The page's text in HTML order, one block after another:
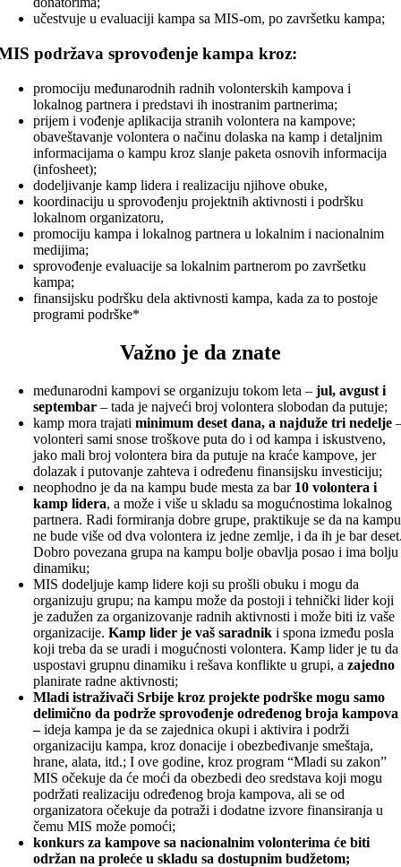
učestvuje u evaluaciji kampa sa MIS-om, po završetku kampa;
podržava sprovođenje kampa kroz:
promociju međunarodnih radnih volonterskih kampova i
lokalnog partnera i predstavi ih inostranim partnerima;
prijem i vođenje aplikacija stranih volontera na kampove;
obaveštavanje volontera o načinu dolaska na kamp i detaljnim
informacijama o kampu kroz slanje paketa osnovih informacija
(infosheet);
dodeljivanje kamp lidera i realizaciju njihove obuke,
koordinaciju u sprovođenju projektnih aktivnosti i podršku
lokalnom organizatoru,
promociju kampa i lokalnog partnera u lokalnim i nacionalnim
medijima;
sprovođenje evaluacije sa lokalnim partnerom po završetku
kampa;
finansijsku podršku dela aktivnosti kampa, kada za to postoje
programi podrške*
Važno je da znate
međunarodni kampovi se organizuju tokom leta –jul, avgust i
septembar – tada je najveći broj volontera slobodan da putuje;
kamp mora trajatiminimum deset dana, a najduže tri nedelje
volonteri sami snose troškove puta do i od kampa i iskustveno,
jako mali broj volontera bira da putuje na kraće kampove, jer
dolazak i putovanje zahteva i određenu finansijsku investiciju;
neophodno je da na kampu bude mesta za bar 10 volontera i
kamp lidera, a može i više u skladu sa mogućnostima lokalnog
partnera. Radi formiranja dobre grupe, praktikuje se da na kampu
ne bude više od dva volontera iz jedne zemlje, i da ih je bar
Dobro povezana grupa na kampu bolje obavlja posao i ima bolju
dinamiku;
MIS dodeljuje kamp lidere koji su prošli obuku i mogu da
organizuju grupu; na kampu može da postoji i tehnički lider koji
je zadužen za organizovanje radnih aktivnosti i može biti iz vaše
organizacije.Kamp lider je vaš saradnik i spona između posla
koji treba da se uradi i mogućnosti volontera. Kamp lider je tu da
uspostavi grupnu dinamiku i rešava konflikte u grupi, azajedno
planirate radne aktivnosti;
Mladi istraživači Srbije kroz projekte podrške mogu samo
delimično da podrže sprovođenje određenog broja kampova
–ideja kampa je da se zajednica okupi i aktivira i podrži
organizaciju kampa, kroz donacije i obezbeđivanje smeštaja,
hrane, alata, itd.; I ove godine, kroz program “Mladi su zakon”
MIS očekuje da će moći da obezbedi deo sredstava koji mogu
podržati realizaciju određenog broja kampova, ali se od
organizatora očekuje da potraži i dodatne izvore finansiranja u
čemu MIS može pomoći;
konkurs za kampove sa nacionalnim volonterima će biti
održan na proleće u skladu sa dostupnim budžetom;